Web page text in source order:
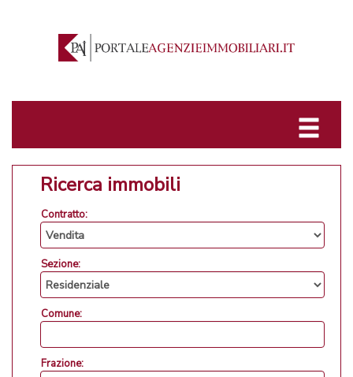
Ricerca immobili
Contratto:
Sezione:
Comune:
Frazione: